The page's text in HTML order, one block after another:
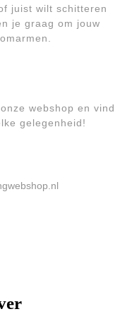
juist wilt schitteren
je graag om jouw
webshop en vind
gelegenheid!